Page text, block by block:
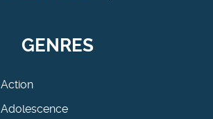
GENRES
Action
Adolescence